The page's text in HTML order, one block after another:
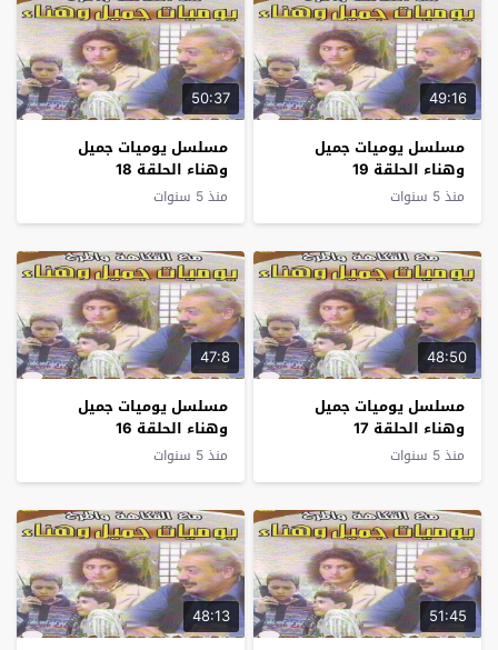
49:16
مسلسل يوميات جميل
وهناء الحلقة 19
منذ 5 سنوات
50:37
مسلسل يوميات جميل
وهناء الحلقة 18
منذ 5 سنوات
48:50
مسلسل يوميات جميل
وهناء الحلقة 17
منذ 5 سنوات
47:8
مسلسل يوميات جميل
وهناء الحلقة 16
منذ 5 سنوات
51:45
48:13